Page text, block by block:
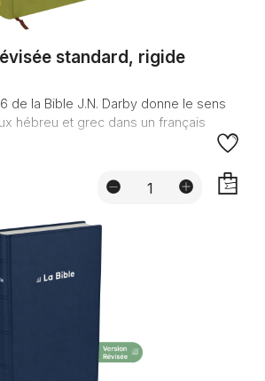
standard, rigide
de la Bible J.N. Darby donne le sens
hébreu et grec dans un français